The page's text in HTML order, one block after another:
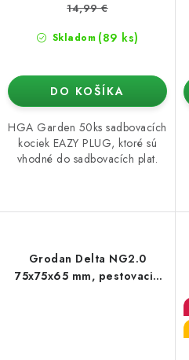
Skladom (89 ks)
14,99 €
DO KOŠÍKA
HGA Garden 50ks sadbovacích
kociek EAZY PLUG, ktoré sú
vhodné do sadbovacích plat.
Grodan Delta NG2.0
75x75x65 mm, pestovacia